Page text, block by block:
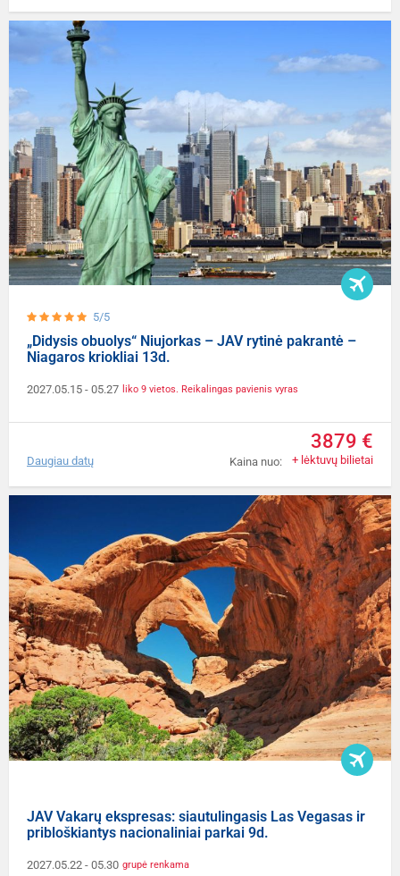
5/5
„Didysis obuolys“ Niujorkas – JAV rytinė pakrantė –
Niagaros kriokliai 13d.
2027.05.15 - 05.27 liko 9 vietos. Reikalingas pavienis vyras
Kaina nuo:
3879 €
+ lėktuvų bilietai
Daugiau datų
JAV Vakarų ekspresas: siautulingasis Las Vegasas ir
pribloškiantys nacionaliniai parkai 9d.
2027.05.22 - 05.30 grupė renkama